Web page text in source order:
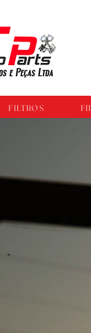
FILTROS